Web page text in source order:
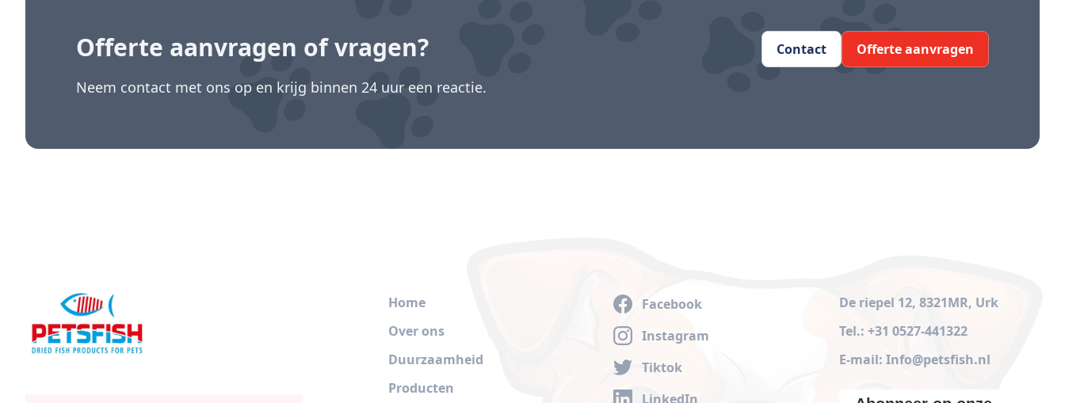
Offerte aanvragen of vragen?
Neem contact met ons op en krijg binnen 24 uur een reactie.
Contact Offerte aanvragen
Home
Over ons
Duurzaamheid
Producten
Facebook
Instagram
Tiktok
LinkedIn
De riepel 12, 8321MR, Urk
Tel.: +31 0527-441322
E-mail: Info@petsfish.nl